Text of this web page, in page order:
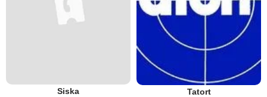
Siska Tatort